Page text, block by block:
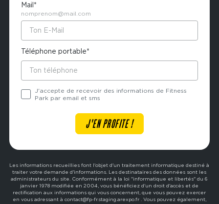
Mail*
nomprenom@mail.com
Téléphone portable*
J'accepte de recevoir des informations de Fitness
Park par email et sms
Les informations recueillies font l'objet d'un traitement informatique destiné à
traiter votre demande d'informations. Les destinataires des données sont les
administrateurs du site. Conformément à la loi "informatique et libertés" du 6
janvier 1978 modifiée en 2004, vous bénéficiez d'un droit d'accès et de
rectification aux informations qui vous concernent, que vous pouvez exercer
en vous adressant à contact@fp-fr.staging.arexpo.fr . Vous pouvez également,